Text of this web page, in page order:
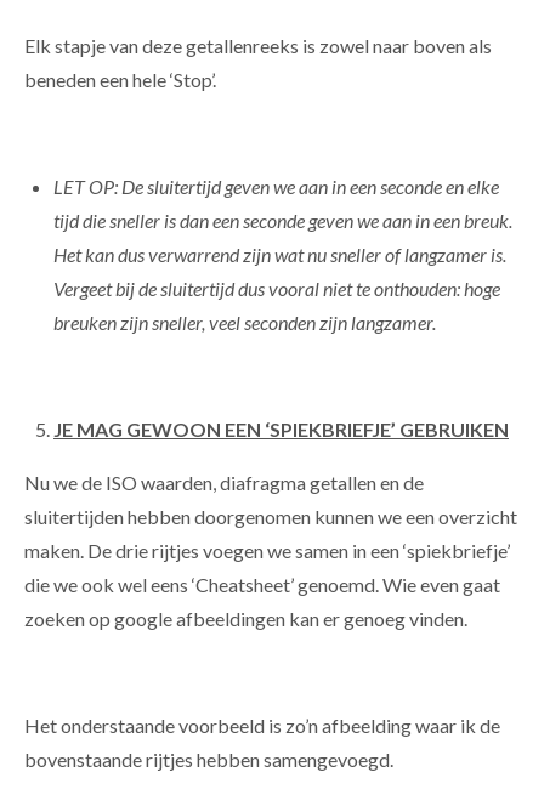
Elk stapje van deze getallenreeks is zowel naar boven als
beneden een hele ‘Stop’.
LET OP: De sluitertijd geven we aan in een seconde en elke
tijd die sneller is dan een seconde geven we aan in een breuk.
Het kan dus verwarrend zijn wat nu sneller of langzamer is.
Vergeet bij de sluitertijd dus vooral niet te onthouden: hoge
breuken zijn sneller, veel seconden zijn langzamer.
JE MAG GEWOON EEN ‘SPIEKBRIEFJE’ GEBRUIKEN
Nu we de ISO waarden, diafragma getallen en de
sluitertijden hebben doorgenomen kunnen we een overzicht
maken. De drie rijtjes voegen we samen in een ‘spiekbriefje’
die we ook wel eens ‘Cheatsheet’ genoemd. Wie even gaat
zoeken op google afbeeldingen kan er genoeg vinden.
Het onderstaande voorbeeld is zo’n afbeelding waar ik de
bovenstaande rijtjes hebben samengevoegd.